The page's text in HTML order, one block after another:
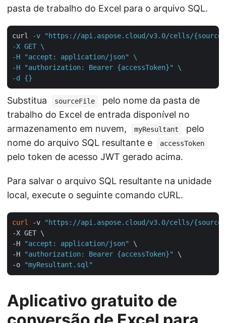
pasta de trabalho do Excel para o arquivo SQL.
curl
-v "https://api.aspose.cloud/v3.0/cells/
-X GET \
-H "accept: application/json" \
-H "authorization: Bearer {accessToken}" \
-d {}
Substitua sourceFile
pelo nome da pasta de
trabalho do Excel de entrada disponível no
armazenamento em nuvem,
myResultant
pelo
nome do arquivo SQL resultante e
accessToken
pelo token de acesso JWT gerado acima.
Para salvar o arquivo SQL resultante na unidade
local, execute o seguinte comando cURL.
curl -v
"https://api.aspose.cloud/v3.0/cells/
-X GET \
-H
"accept: application/json"
\
-H
"authorization: Bearer {accessToken}"
\
-o
"myResultant.sql"
Aplicativo gratuito de